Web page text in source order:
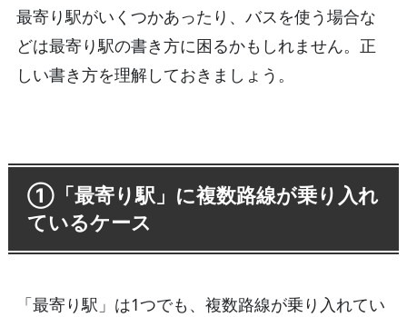
最寄り駅がいくつかあったり、バスを使う場合な
どは最寄り駅の書き方に困るかもしれません。正
しい書き方を理解しておきましょう。
①「最寄り駅」に複数路線が乗り入れ
ているケース
「最寄り駅」は1つでも、複数路線が乗り入れてい